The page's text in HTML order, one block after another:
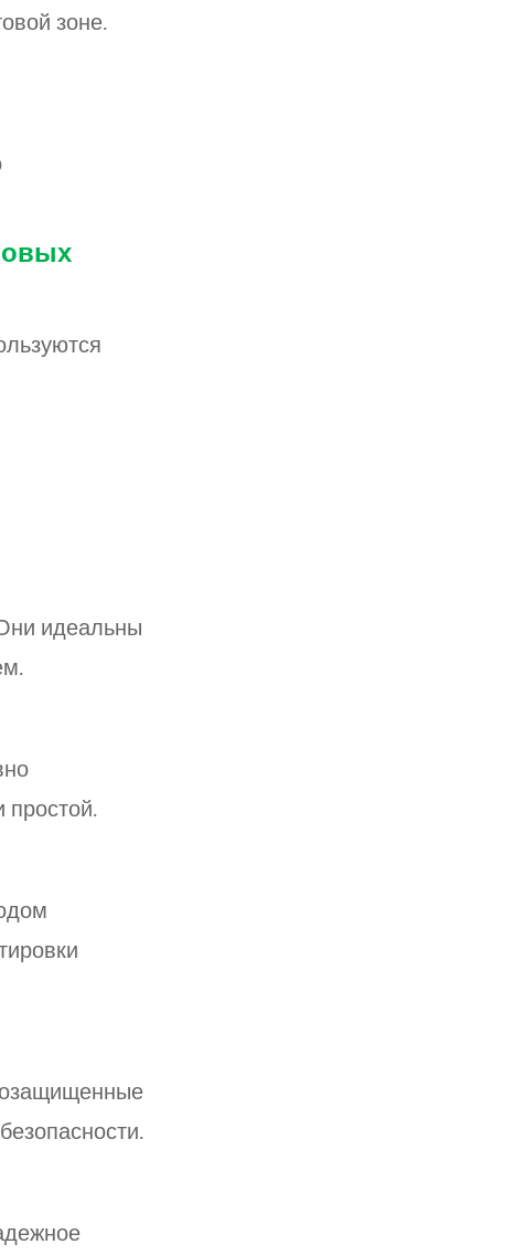
зоне.
идеальны
простой.